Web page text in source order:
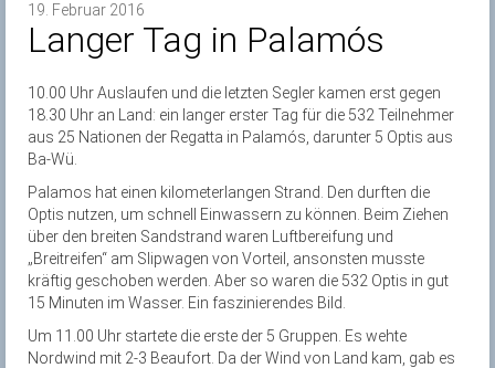
19. Februar 2016
Langer Tag in Palamós
10.00 Uhr Auslaufen und die letzten Segler kamen erst gegen
18.30 Uhr an Land: ein langer erster Tag für die 532 Teilnehmer
aus 25 Nationen der Regatta in Palamós, darunter 5 Optis aus
Ba-Wü.
Palamos hat einen kilometerlangen Strand. Den durften die
Optis nutzen, um schnell Einwassern zu können. Beim Ziehen
über den breiten Sandstrand waren Luftbereifung und
„Breitreifen“ am Slipwagen von Vorteil, ansonsten musste
kräftig geschoben werden. Aber so waren die 532 Optis in gut
15 Minuten im Wasser. Ein faszinierendes Bild.
Um 11.00 Uhr startete die erste der 5 Gruppen. Es wehte
Nordwind mit 2-3 Beaufort. Da der Wind von Land kam, gab es